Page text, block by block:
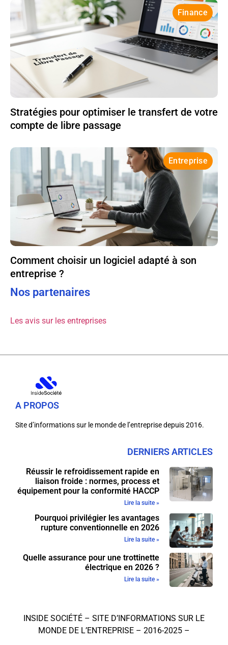
Finance
Stratégies pour optimiser le transfert de votre
compte de libre passage
Entreprise
Comment choisir un logiciel adapté à son
entreprise ?
Nos partenaires
Les avis sur les entreprises
A PROPOS
Site d’informations sur le monde de l’entreprise depuis 2016.
DERNIERS ARTICLES
Réussir le refroidissement rapide en
liaison froide : normes, process et
équipement pour la conformité HACCP
Lire la suite »
Pourquoi privilégier les avantages
rupture conventionnelle en 2026
Lire la suite »
Quelle assurance pour une trottinette
électrique en 2026 ?
Lire la suite »
INSIDE SOCIÉTÉ – SITE D’INFORMATIONS SUR LE
MONDE DE L’ENTREPRISE – 2016-2025 –